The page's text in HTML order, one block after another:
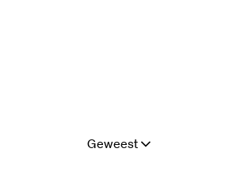
Geweest